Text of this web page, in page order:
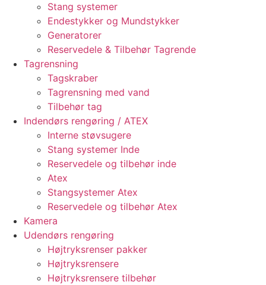
Stang systemer
Endestykker og Mundstykker
Generatorer
Reservedele & Tilbehør Tagrende
Tagrensning
Tagskraber
Tagrensning med vand
Tilbehør tag
Indendørs rengøring / ATEX
Interne støvsugere
Stang systemer Inde
Reservedele og tilbehør inde
Atex
Stangsystemer Atex
Reservedele og tilbehør Atex
Kamera
Udendørs rengøring
Højtryksrenser pakker
Højtryksrensere
Højtryksrensere tilbehør